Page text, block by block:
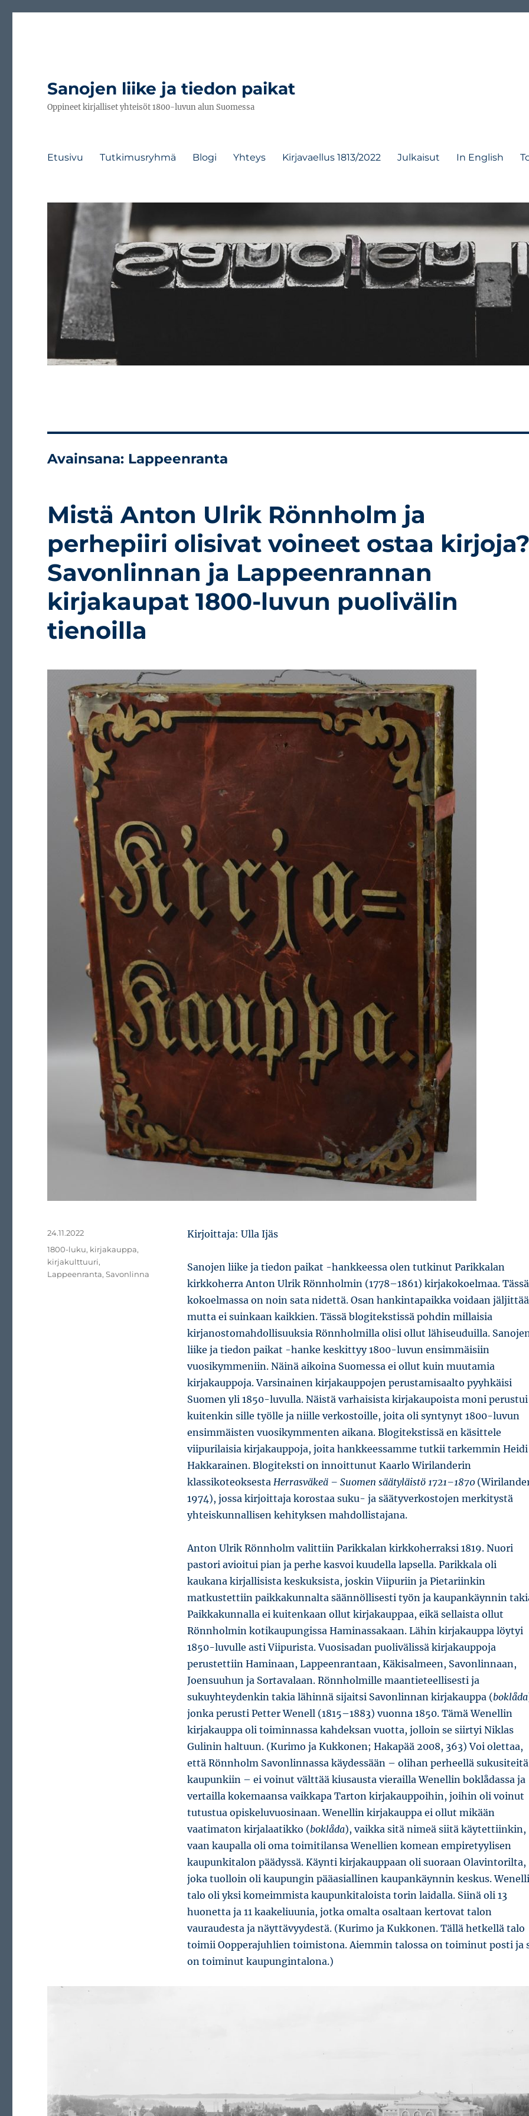
Sanojen liike ja tiedon paikat
Oppineet kirjalliset yhteisöt 1800-luvun alun Suomessa
Etusivu Tutkimusryhmä Blogi Yhteys Kirjavaellus 1813/2022 Julkaisut In English
Avainsana: Lappeenranta
Mistä Anton Ulrik Rönnholm ja
perhepiiri olisivat voineet ostaa
Savonlinnan ja Lappeenrannan
kirjakaupat 1800-luvun puolivälin
tienoilla
Kirjoittaja: Ulla Ijäs
Sanojen liike ja tiedon paikat -hankkeessa olen tutkinut Parikkalan
kirkkoherra Anton Ulrik Rönnholmin (1778–1861) kirjakokoelmaa. Tässä
kokoelmassa on noin sata nidettä. Osan hankintapaikka voidaan
mutta ei suinkaan kaikkien. Tässä blogitekstissä pohdin millaisia
kirjanostomahdollisuuksia Rönnholmilla olisi ollut lähiseuduilla.
liike ja tiedon paikat -hanke keskittyy 1800-luvun ensimmäisiin
vuosikymmeniin. Näinä aikoina Suomessa ei ollut kuin muutamia
kirjakauppoja. Varsinainen kirjakauppojen perustamisaalto pyyhkäisi
Suomen yli 1850-luvulla. Näistä varhaisista kirjakaupoista moni perustui
kuitenkin sille työlle ja niille verkostoille, joita oli syntynyt 1800-luvun
ensimmäisten vuosikymmenten aikana. Blogitekstissä en käsittele
viipurilaisia kirjakauppoja, joita hankkeessamme tutkii tarkemmin Heidi
Hakkarainen. Blogiteksti on innoittunut Kaarlo Wirilanderin
klassikoteoksesta Herrasväkeä – Suomen säätyläistö 1721–1870
1974), jossa kirjoittaja korostaa suku- ja säätyverkostojen merkitystä
yhteiskunnallisen kehityksen mahdollistajana.
Anton Ulrik Rönnholm valittiin Parikkalan kirkkoherraksi 1819. Nuori
pastori avioitui pian ja perhe kasvoi kuudella lapsella. Parikkala oli
kaukana kirjallisista keskuksista, joskin Viipuriin ja Pietariinkin
matkustettiin paikkakunnalta säännöllisesti työn ja kaupankäynnin
Paikkakunnalla ei kuitenkaan ollut kirjakauppaa, eikä sellaista ollut
Rönnholmin kotikaupungissa Haminassakaan. Lähin kirjakauppa löytyi
1850-luvulle asti Viipurista. Vuosisadan puolivälissä kirjakauppoja
perustettiin Haminaan, Lappeenrantaan, Käkisalmeen, Savonlinnaan,
Joensuuhun ja Sortavalaan. Rönnholmille maantieteellisesti ja
sukuyhteydenkin takia lähinnä sijaitsi Savonlinnan kirjakauppa (boklåda
jonka perusti Petter Wenell (1815–1883) vuonna 1850. Tämä Wenellin
kirjakauppa oli toiminnassa kahdeksan vuotta, jolloin se siirtyi Niklas
Gulinin haltuun. (Kurimo ja Kukkonen; Hakapää 2008, 363) Voi olettaa,
että Rönnholm Savonlinnassa käydessään – olihan perheellä sukusiteitä
kaupunkiin – ei voinut välttää kiusausta vierailla Wenellin boklådassa ja
vertailla kokemaansa vaikkapa Tarton kirjakauppoihin, joihin oli voinut
tutustua opiskeluvuosinaan. Wenellin kirjakauppa ei ollut mikään
vaatimaton kirjalaatikko (boklåda), vaikka sitä nimeä siitä käytettiinkin,
vaan kaupalla oli oma toimitilansa Wenellien komean empiretyylisen
kaupunkitalon päädyssä. Käynti kirjakauppaan oli suoraan Olavintorilta,
joka tuolloin oli kaupungin pääasiallinen kaupankäynnin keskus.
talo oli yksi komeimmista kaupunkitaloista torin laidalla. Siinä oli 13
huonetta ja 11 kaakeliuunia, jotka omalta osaltaan kertovat talon
vauraudesta ja näyttävyydestä. (Kurimo ja Kukkonen. Tällä hetkellä talo
toimii Oopperajuhlien toimistona. Aiemmin talossa on toiminut posti ja
on toiminut kaupungintalona.)
Julkaistu
24.11.2022
Avainsanat
1800-luku, kirjakauppa,
kirjakulttuuri,
Lappeenranta,Savonlinna